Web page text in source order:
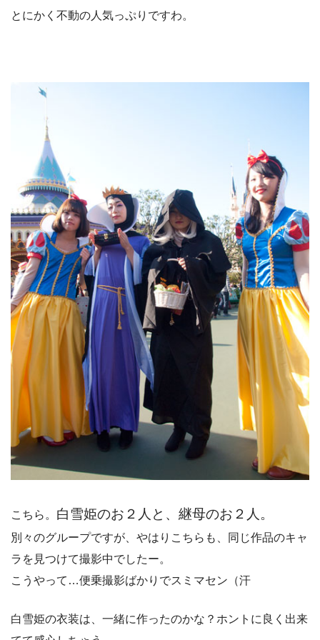
とにかく不動の人気っぷりですわ。
こちら。 白雪姫のお２人と、継母のお２人。
別々のグループですが、やはりこちらも、同じ作品のキャ
ラを見つけて撮影中でしたー。
こうやって…便乗撮影ばかりでスミマセン（汗
白雪姫の衣装は、一緒に作ったのかな？ホントに良く出来